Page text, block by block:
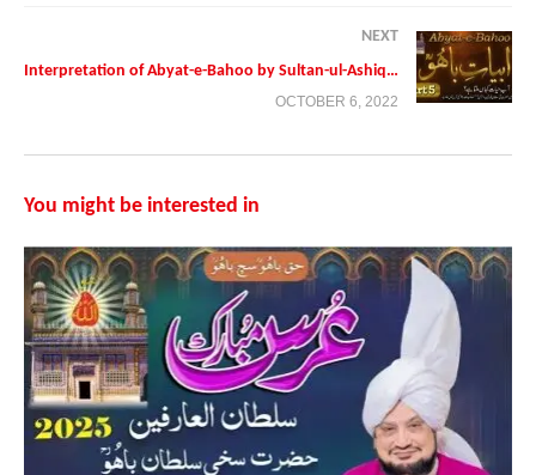
NEXT
Interpretation of Abyat-e-Bahoo by Sultan-ul-Ashiqeen | Urdu/English Subtitles Part 5
OCTOBER 6, 2022
You might be interested in